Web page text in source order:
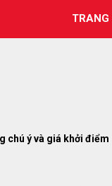
TRANG
chú ý và giá khởi điểm